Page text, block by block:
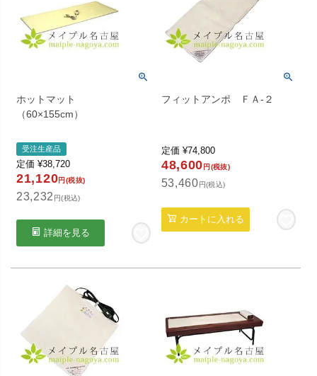
ホットマット
（60×155cm）
受注生産品
定価 ¥38,720
21,120円(税抜)
23,232 円(税込)
詳細を見る
フィットアンポ ＦＡ-２
定価 ¥74,800
48,600 円(税抜)
53,460 円(税込)
カートに入れる